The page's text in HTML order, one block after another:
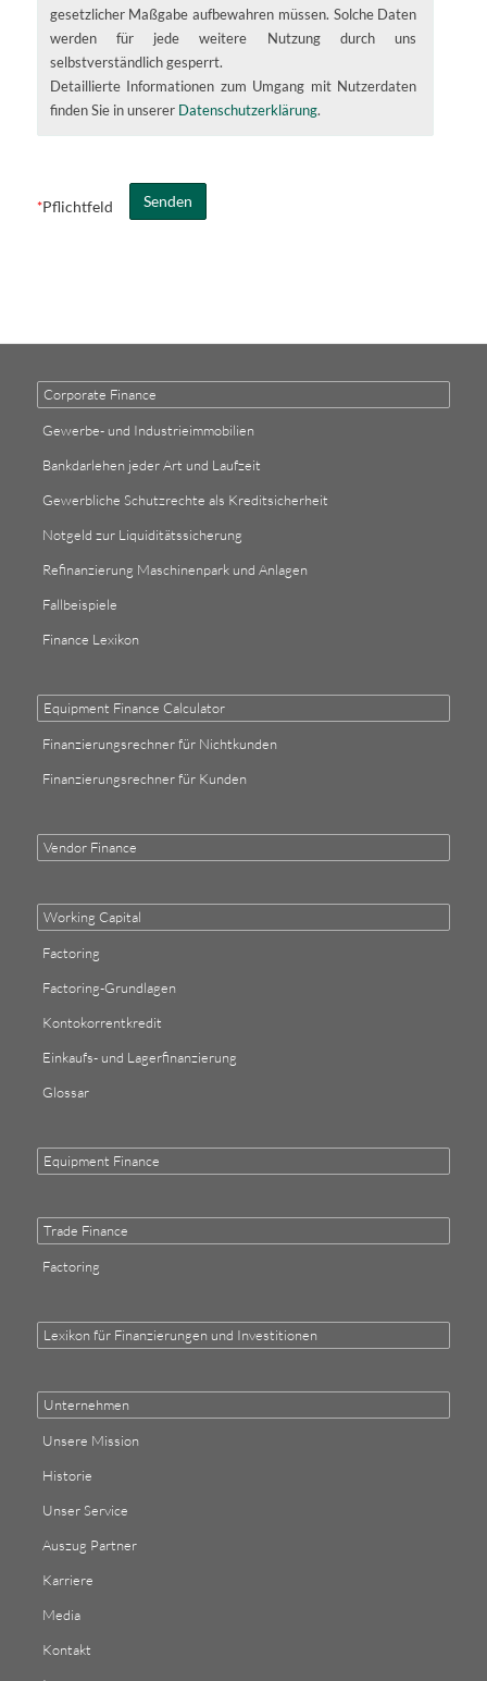
gesetzlicher Maßgabe aufbewahren müssen. Solche Daten
werden für jede weitere Nutzung durch uns
selbstverständlich gesperrt.
Detaillierte Informationen zum Umgang mit Nutzerdaten
finden Sie in unserer Datenschutzerklärung.
*Pflichtfeld
Corporate Finance
Gewerbe- und Industrieimmobilien
Bankdarlehen jeder Art und Laufzeit
Gewerbliche Schutzrechte als Kreditsicherheit
Notgeld zur Liquiditätssicherung
Refinanzierung Maschinenpark und Anlagen
Fallbeispiele
Finance Lexikon
Equipment Finance Calculator
Finanzierungsrechner für Nichtkunden
Finanzierungsrechner für Kunden
Vendor Finance
Working Capital
Factoring
Factoring-Grundlagen
Kontokorrentkredit
Einkaufs- und Lagerfinanzierung
Glossar
Equipment Finance
Trade Finance
Factoring
Lexikon für Finanzierungen und Investitionen
Unternehmen
Unsere Mission
Historie
Unser Service
Auszug Partner
Karriere
Media
Kontakt